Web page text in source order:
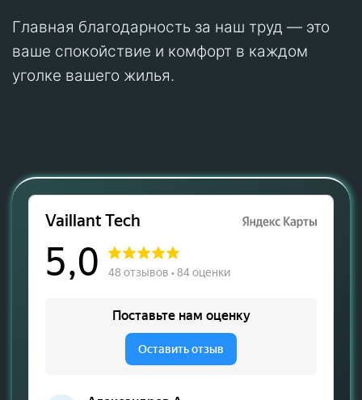
Главная благодарность за наш труд — это
ваше спокойствие и комфорт в каждом
уголке вашего жилья.